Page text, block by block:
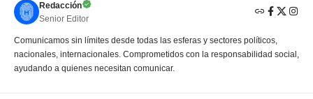
Redacción
Senior Editor
Comunicamos sin límites desde todas las esferas y sectores políticos,
nacionales, internacionales. Comprometidos con la responsabilidad social,
ayudando a quienes necesitan comunicar.